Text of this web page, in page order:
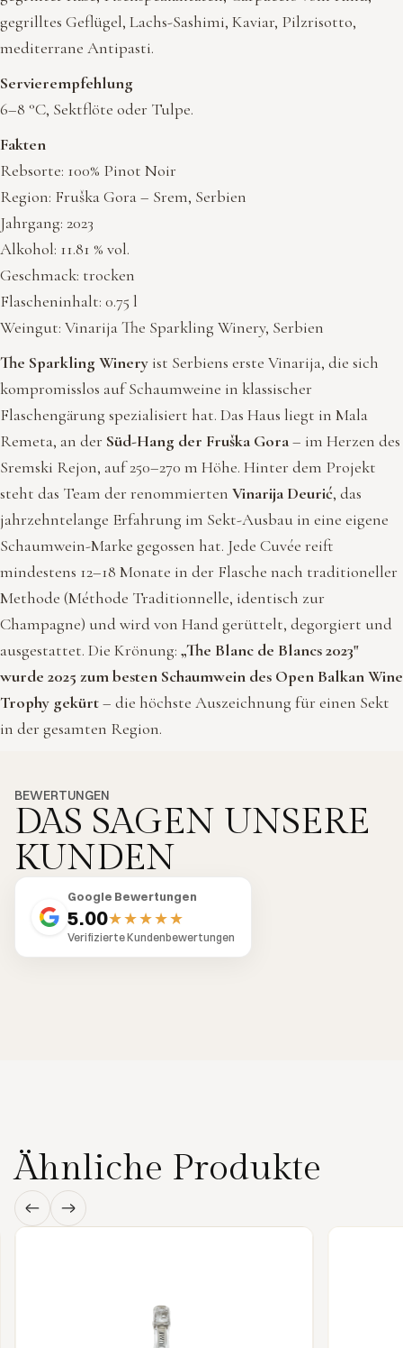
gegrilltes Geflügel, Lachs-Sashimi, Kaviar, Pilzrisotto,
mediterrane Antipasti.
Servierempfehlung
6–8 °C, Sektflöte oder Tulpe.
Fakten
Rebsorte: 100% Pinot Noir
Region: Fruška Gora – Srem, Serbien
Jahrgang: 2023
Alkohol: 11.81 % vol.
Geschmack: trocken
Flascheninhalt: 0.75 l
Weingut: Vinarija The Sparkling Winery, Serbien
The Sparkling Winery ist Serbiens erste Vinarija, die sich
kompromisslos auf Schaumweine in klassischer
Flaschengärung spezialisiert hat. Das Haus liegt in Mala
Remeta, an der Süd-Hang der Fruška Gora– im Herzen des
Sremski Rejon, auf 250–270 m Höhe. Hinter dem Projekt
steht das Team der renommierten Vinarija Deurić, das
jahrzehntelange Erfahrung im Sekt-Ausbau in eine eigene
Schaumwein-Marke gegossen hat. Jede Cuvée reift
mindestens 12–18 Monate in der Flasche nach traditioneller
Methode (Méthode Traditionnelle, identisch zur
Champagne) und wird von Hand gerüttelt, degorgiert und
ausgestattet. Die Krönung: „The Blanc de Blancs 2023"
wurde 2025 zum besten Schaumwein des Open Balkan Wine
Trophy gekürt– die höchste Auszeichnung für einen Sekt
in der gesamten Region.
BEWERTUNGEN
DAS SAGEN UNSERE
KUNDEN
Google Bewertungen
5.00★★★★★
Verifizierte Kundenbewertungen
Ähnliche Produkte